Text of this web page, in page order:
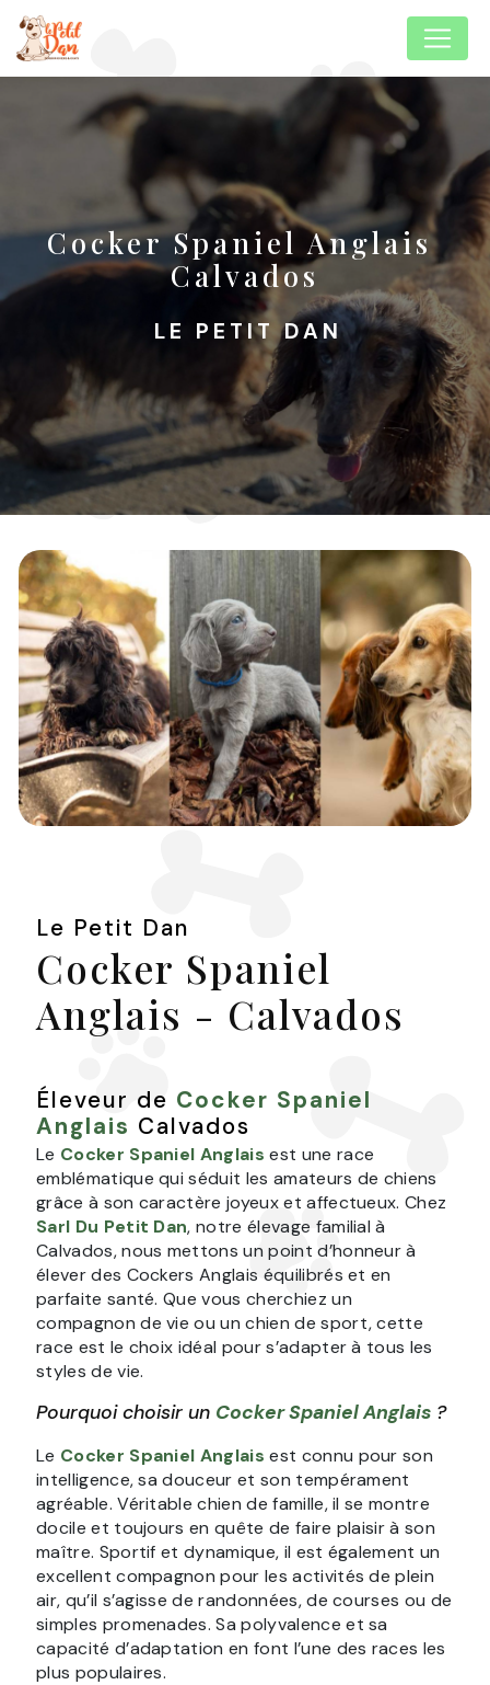
Cocker Spaniel Anglais
Calvados
LE PETIT DAN
Le Petit Dan
Cocker Spaniel
Anglais - Calvados
Éleveur de Cocker Spaniel
Anglais Calvados
Le Cocker Spaniel Anglais est une race
emblématique qui séduit les amateurs de chiens
grâce à son caractère joyeux et affectueux. Chez
Sarl Du Petit Dan, notre élevage familial à
Calvados, nous mettons un point d’honneur à
élever des Cockers Anglais équilibrés et en
parfaite santé. Que vous cherchiez un
compagnon de vie ou un chien de sport, cette
race est le choix idéal pour s’adapter à tous les
styles de vie.
Pourquoi choisir un Cocker Spaniel Anglais ?
Le Cocker Spaniel Anglais est connu pour son
intelligence, sa douceur et son tempérament
agréable. Véritable chien de famille, il se montre
docile et toujours en quête de faire plaisir à son
maître. Sportif et dynamique, il est également un
excellent compagnon pour les activités de plein
air, qu’il s’agisse de randonnées, de courses ou de
simples promenades. Sa polyvalence et sa
capacité d’adaptation en font l’une des races les
plus populaires.
Panneau de gestion des cookies